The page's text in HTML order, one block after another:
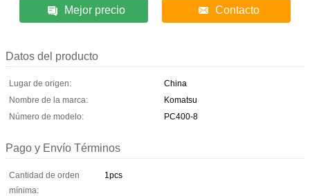
Mejor precio Contacto
Datos del producto
Lugar de origen:
China
Nombre de la marca:
Komatsu
Número de modelo:
PC400-8
Pago y Envío Términos
Cantidad de orden
mínima:
1pcs